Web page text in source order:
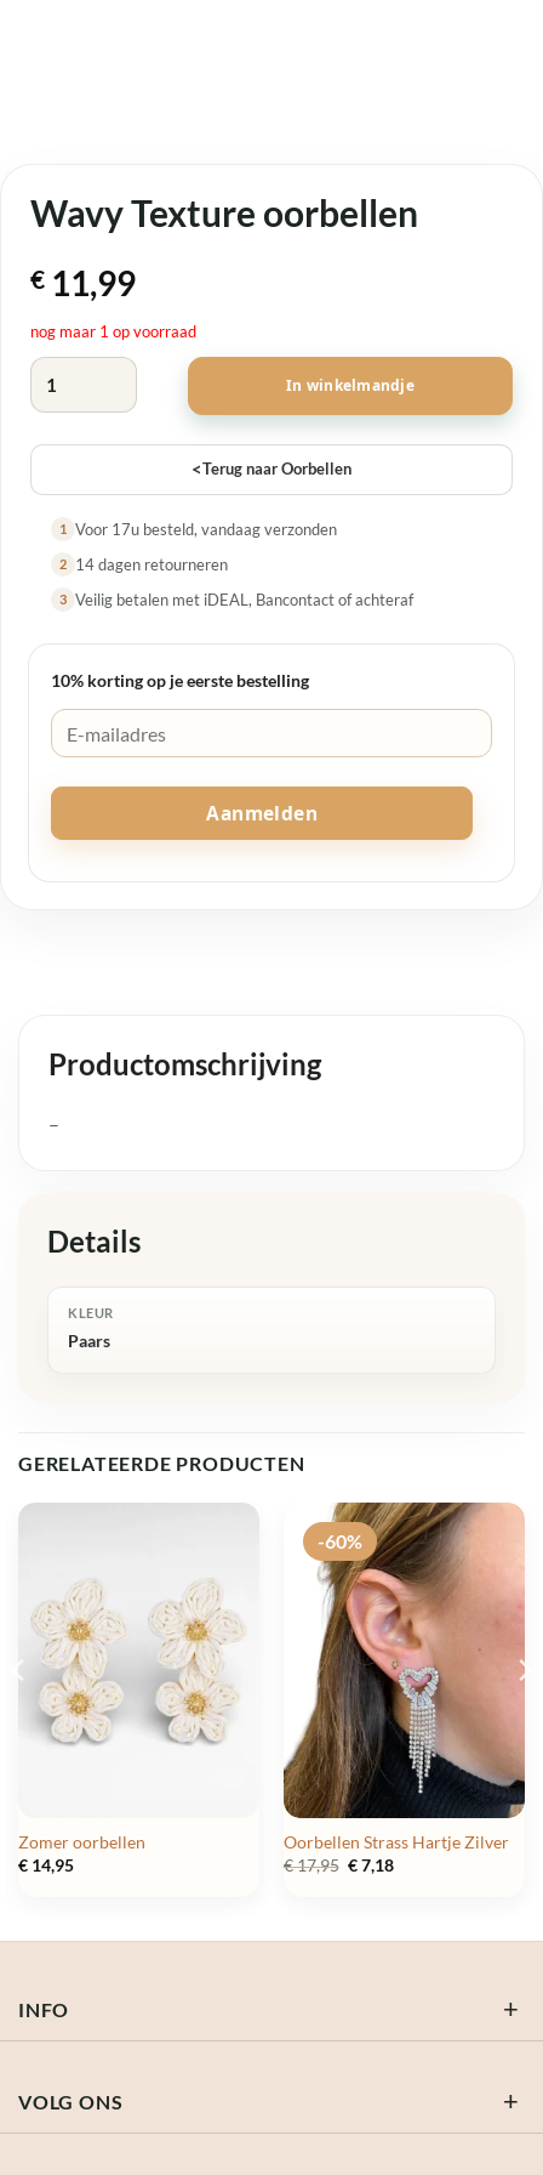
Wavy Texture oorbellen
€ 11,99
nog maar 1 op voorraad
Wavy Texture oorbellen aantal
In winkelmandje
<Terug naar Oorbellen
1 Voor 17u besteld, vandaag verzonden
2 14 dagen retourneren
3 Veilig betalen met iDEAL, Bancontact of achteraf
10% korting op je eerste bestelling
Aanmelden
Productomschrijving
–
Details
KLEUR
Paars
GERELATEERDE PRODUCTEN
Zomer oorbellen
€14,95
-60%
Oorbellen Strass Hartje Zilver
€17,95 Oorspronkelijke
prijs
€7,18Huidige
INFO
VOLG ONS